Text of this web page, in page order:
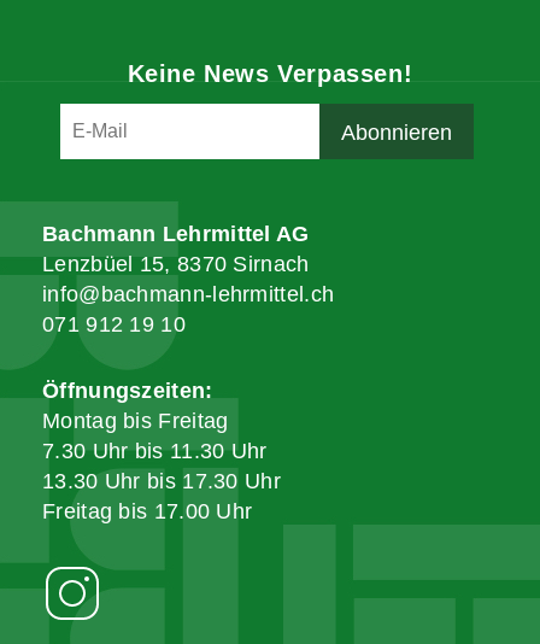
Keine News Verpassen!
Bachmann Lehrmittel AG
Lenzbüel 15, 8370 Sirnach
info@bachmann-lehrmittel.ch
071 912 19 10
Öffnungszeiten:
Montag bis Freitag
7.30 Uhr bis 11.30 Uhr
13.30 Uhr bis 17.30 Uhr
Freitag bis 17.00 Uhr